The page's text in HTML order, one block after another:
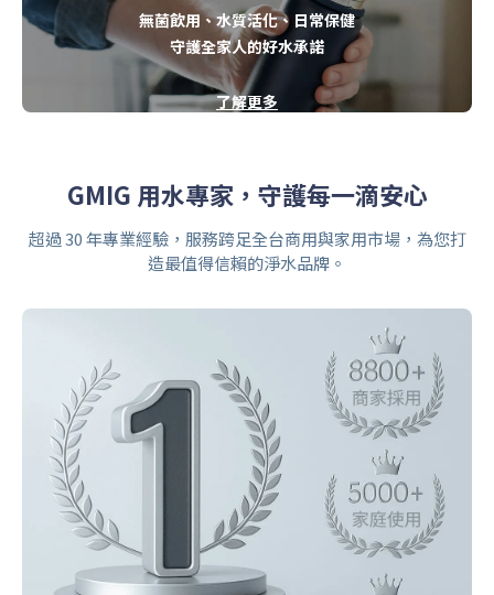
無菌飲用、水質活化、日常保健
守護全家人的好水承諾
了解更多
GMIG 用水專家，守護每一滴安心
超過 30 年專業經驗，服務跨足全台商用與家用市場，為您打
造最值得信賴的淨水品牌。